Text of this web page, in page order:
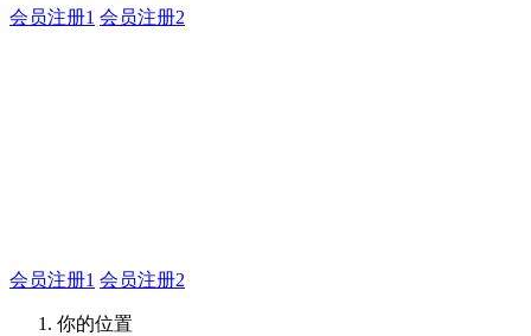
会员注册1 会员注册2
会员注册1 会员注册2
你的位置